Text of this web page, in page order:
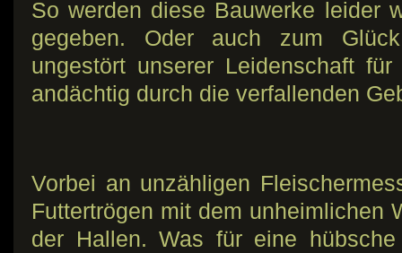
So werden diese Bauwerke leider
gegeben. Oder auch zum
ungestört unserer Leidenschaft
andächtig durch die verfallenden
Vorbei an unzähligen
Futtertrögen mit dem unheimlichen
der Hallen. Was für eine